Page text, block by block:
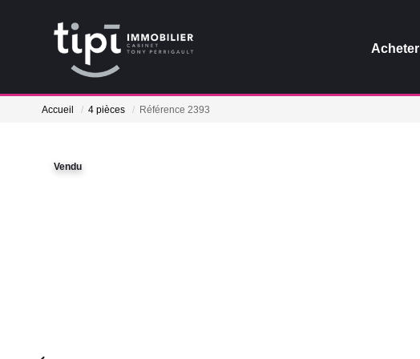
Acheter
Accueil 4 pièces Référence 2393
Vendu